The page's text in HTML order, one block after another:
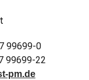
99699-0
99699-22
pm.de